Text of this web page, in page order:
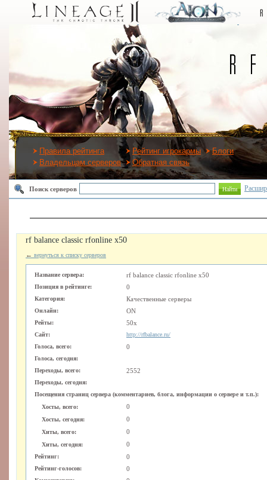
Правила рейтинга Рейтинг игрокармы
Блоги
Владельцам серверов
Обратная связь
Поиск серверов Найти
rf balance classic rfonline x50
← вернуться к списку серверов
Название сервера: rf balance classic rfonline x50
Позиция в рейтинге: 0
Категория: Качественные серверы
Онлайн: ON
Рейты: 50x
Сайт:
http://rfbalance.ru/
Голоса, всего:
0
Голоса, сегодня:
Переходы, всего:
2552
Переходы, сегодня:
Посещения страниц сервера (комментариев, блога, информации о сервере и т.п.):
Хосты, всего:
0
Хосты, сегодня: 0
Хиты, всего: 0
Хиты, сегодня: 0
Рейтинг: 0
Рейтинг-голосов: 0